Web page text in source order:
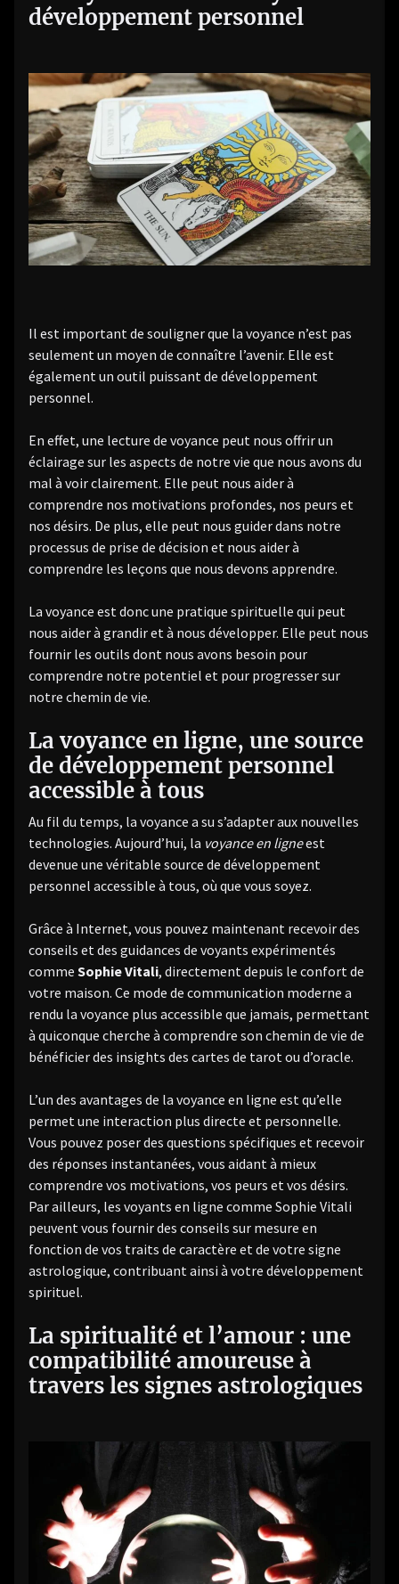
développement personnel
Il est important de souligner que la voyance n’est pas
seulement un moyen de connaître l’avenir. Elle est
également un outil puissant de développement
personnel.
En effet, une lecture de voyance peut nous offrir un
éclairage sur les aspects de notre vie que nous avons du
mal à voir clairement. Elle peut nous aider à
comprendre nos motivations profondes, nos peurs et
nos désirs. De plus, elle peut nous guider dans notre
processus de prise de décision et nous aider à
comprendre les leçons que nous devons apprendre.
La voyance est donc une pratique spirituelle qui peut
nous aider à grandir et à nous développer. Elle peut nous
fournir les outils dont nous avons besoin pour
comprendre notre potentiel et pour progresser sur
notre chemin de vie.
La voyance en ligne, une source
de développement personnel
accessible à tous
Au fil du temps, la voyance a su s’adapter aux nouvelles
technologies. Aujourd’hui, la voyance en ligneest
devenue une véritable source de développement
personnel accessible à tous, où que vous soyez.
Grâce à Internet, vous pouvez maintenant recevoir des
conseils et des guidances de voyants expérimentés
comme Sophie Vitali, directement depuis le confort de
votre maison. Ce mode de communication moderne a
rendu la voyance plus accessible que jamais, permettant
à quiconque cherche à comprendre son chemin de vie de
bénéficier des insights des cartes de tarot ou d’oracle.
L’un des avantages de la voyance en ligne est qu’elle
permet une interaction plus directe et personnelle.
Vous pouvez poser des questions spécifiques et recevoir
des réponses instantanées, vous aidant à mieux
comprendre vos motivations, vos peurs et vos désirs.
Par ailleurs, les voyants en ligne comme Sophie Vitali
peuvent vous fournir des conseils sur mesure en
fonction de vos traits de caractère et de votre signe
astrologique, contribuant ainsi à votre développement
spirituel.
La spiritualité et l’amour : une
compatibilité amoureuse à
travers les signes astrologiques